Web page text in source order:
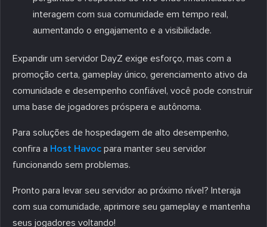
interagem com sua comunidade em tempo real,
aumentando o engajamento e a visibilidade.
Expandir um servidor DayZ exige esforço, mas com a
promoção certa, gameplay único, gerenciamento ativo da
comunidade e desempenho confiável, você pode construir
uma base de jogadores próspera e autônoma.
Para soluções de hospedagem de alto desempenho,
confira a Host Havoc para manter seu servidor
funcionando sem problemas.
Pronto para levar seu servidor ao próximo nível? Interaja
com sua comunidade, aprimore seu gameplay e mantenha
seus jogadores voltando!